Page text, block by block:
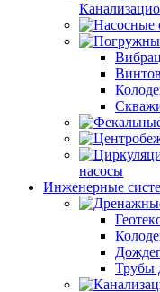
насосы
Инженерные
Трубы